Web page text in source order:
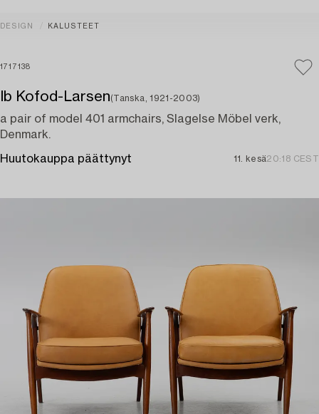
DESIGN KALUSTEET
1717138
Ib Kofod-Larsen(Tanska, 1921-2003)
a pair of model 401 armchairs, Slagelse Möbel verk,
Denmark.
Huutokauppa päättynyt 11. kesä20:18 CEST